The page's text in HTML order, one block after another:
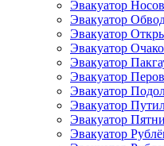
Эвакуатор
Эвакуатор
Эвакуатор
Эвакуатор
Эвакуатор
Эвакуатор
Эвакуатор
Эвакуатор
Эвакуатор
Эвакуатор